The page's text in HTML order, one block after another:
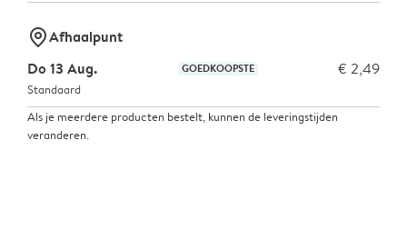
marker-pinAfhaalpunt
Do 13 Aug.
GOEDKOOPSTE € 2,49
Standaard
Als je meerdere producten bestelt, kunnen de leveringstijden
veranderen.